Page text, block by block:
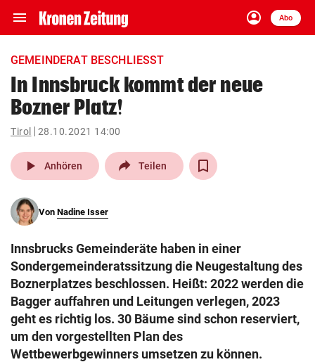
menu Navigation
ein-/ausklappen
account_circle
Anmelden
Abo
close Schließen
account_circle Anmelden
pin_drop
Wien arrow_right
search
eingeben
© Krone Multimedia GmbH & Co KG 2026
Muthgasse 2, 1190 Wien
GEMEINDERAT BESCHLIESST
In Innsbruck kommt der neue
Bozner Platz!
Tirol 28.10.2021 14:00
play_arrow Anhören Teilen
Von Nadine Isser
Innsbrucks Gemeinderäte haben in einer
Sondergemeinderatssitzung die Neugestaltung des
Boznerplatzes beschlossen. Heißt: 2022 werden die
Bagger auffahren und Leitungen verlegen, 2023
geht es richtig los. 30 Bäume sind schon reserviert,
um den vorgestellten Plan des
Wettbewerbgewinners umsetzen zu können.